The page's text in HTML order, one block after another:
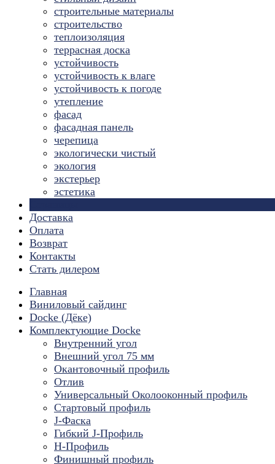
строительные материалы
строительство
теплоизоляция
террасная доска
устойчивость
устойчивость к влаге
устойчивость к погоде
утепление
фасад
фасадная панель
черепица
экологически чистый
экология
экстерьер
эстетика
Доставка
Оплата
Возврат
Контакты
Стать дилером
Главная
Виниловый сайдинг
Docke (Дёке)
Комплектующие Docke
Внутренний угол
Внешний угол 75 мм
Окантовочный профиль
Отлив
Универсальный Околооконный профиль
Стартовый профиль
J-Фаска
Гибкий J-Профиль
H-Профиль
Финишный профиль